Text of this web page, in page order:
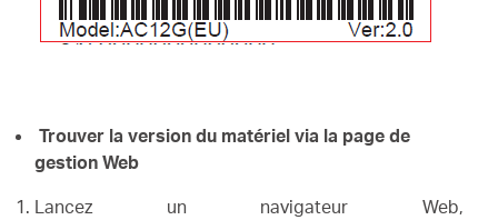
Trouver la version du matériel via la page de
gestion Web
Lancez un navigateur Web,